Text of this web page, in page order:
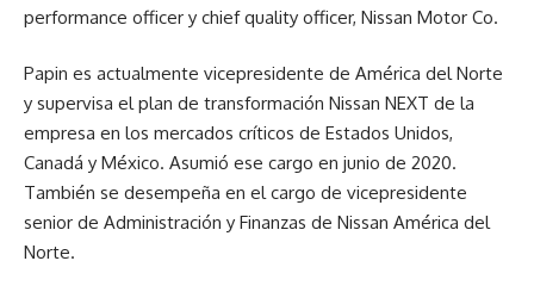
performance officer y chief quality officer, Nissan Motor Co.
Papin es actualmente vicepresidente de América del Norte
y supervisa el plan de transformación Nissan NEXT de la
empresa en los mercados críticos de Estados Unidos,
Canadá y México. Asumió ese cargo en junio de 2020.
También se desempeña en el cargo de vicepresidente
senior de Administración y Finanzas de Nissan América del
Norte.